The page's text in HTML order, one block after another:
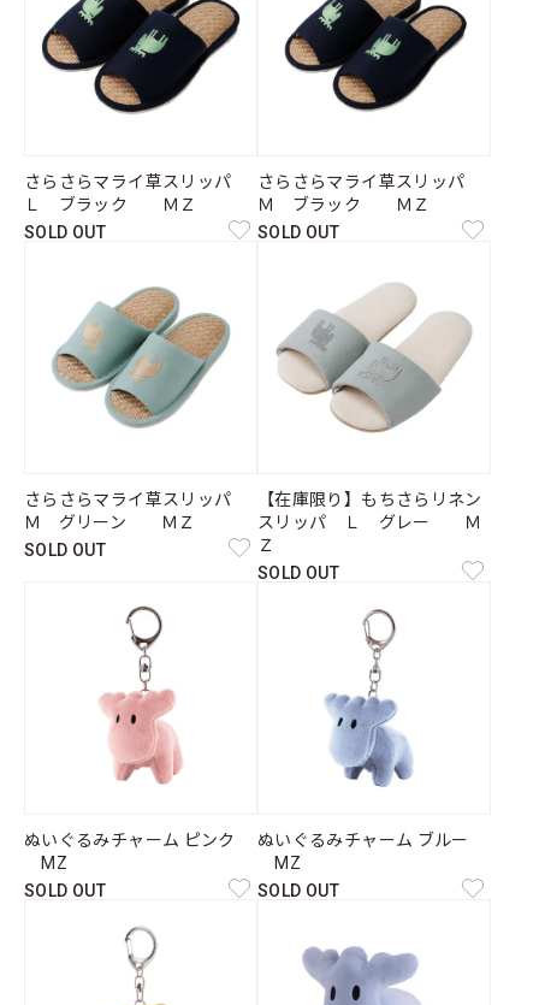
さらさらマライ草スリッパ
Ｌ ブラック ＭＺ
SOLD OUT
さらさらマライ草スリッパ
Ｍ ブラック ＭＺ
SOLD OUT
さらさらマライ草スリッパ
Ｍ グリーン ＭＺ
SOLD OUT
【在庫限り】もちさらリネン
スリッパ Ｌ グレー Ｍ
Ｚ
SOLD OUT
ぬいぐるみチャーム ピンク
MZ
SOLD OUT
ぬいぐるみチャーム ブルー
MZ
SOLD OUT